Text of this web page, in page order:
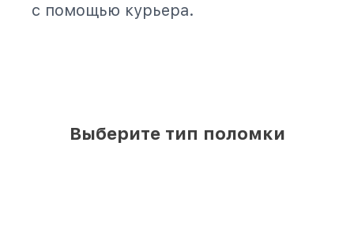
с помощью курьера.
Выберите тип поломки